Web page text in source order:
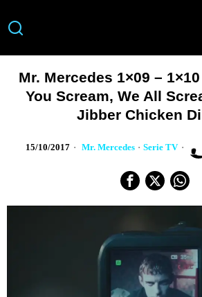
Mr. Mercedes 1×09 –
You Scream, We All
Jibber Chicken
15/10/2017 Mr. Mercedes · Serie TV